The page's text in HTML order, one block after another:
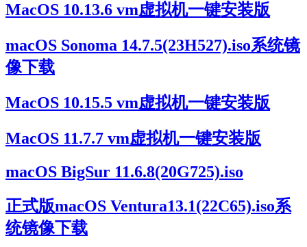
MacOS 10.13.6 vm虚拟机一键安装版
macOS Sonoma 14.7.5(23H527).iso系统镜
像下载
MacOS 10.15.5 vm虚拟机一键安装版
MacOS 11.7.7 vm虚拟机一键安装版
macOS BigSur 11.6.8(20G725).iso
正式版macOS Ventura13.1(22C65).iso系
统镜像下载